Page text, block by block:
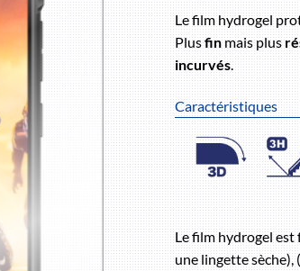
Le film hydrogel
Plusfinmais plus
incurvés.
Caractéristiques
Le film hydrogel
une lingette sèche),